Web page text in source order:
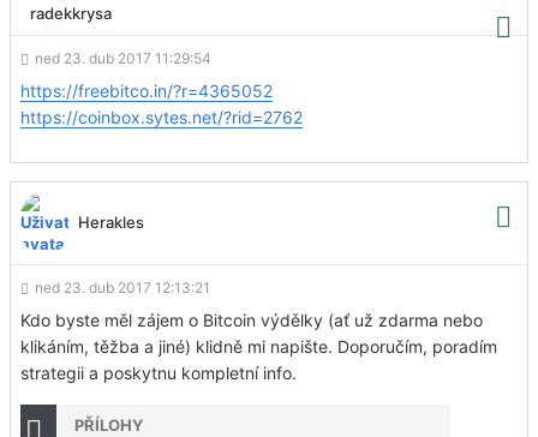
radekkrysa
ned 23. dub 2017 11:29:54
https://freebitco.in/?r=4365052
https://coinbox.sytes.net/?rid=2762
Herakles
ned 23. dub 2017 12:13:21
Kdo byste měl zájem o Bitcoin výdělky (ať už zdarma nebo
klikáním, těžba a jiné) klidně mi napište. Doporučím, poradím
strategii a poskytnu kompletní info.
PŘÍLOHY